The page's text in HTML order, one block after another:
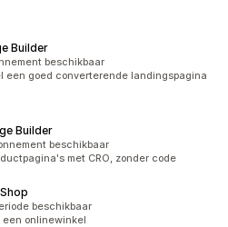
Builder
beschikbaar
een goed converterende landingspagina
Builder
beschikbaar
met CRO, zonder code
beschikbaar
een onlinewinkel